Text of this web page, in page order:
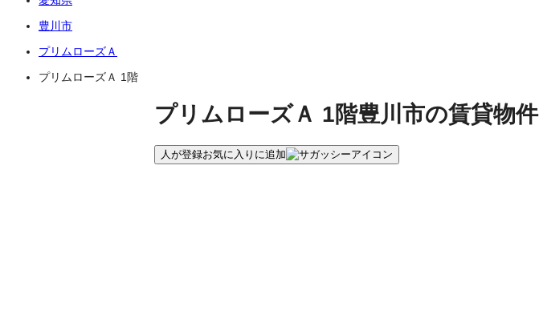
豊川市
プリムローズＡ
プリムローズＡ 1階
プリムローズＡ 1階豊川市の賃貸物件
人が登録お気に入りに追加